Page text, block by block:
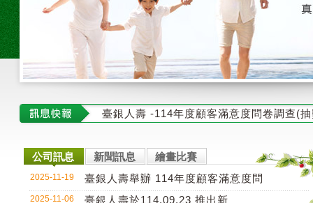
臺銀人壽於113.07.15 推出新商品金永
https://www.twfhclife.com.tw/
臺銀人壽 -114年度顧客滿意度問卷調查(
臺銀人壽 攜手喜
臺銀人壽 自114年3月31日起開始銷售「
臺銀人壽 自114年3月31日起開始銷售「
公司訊息 新聞訊息 繪畫比賽
2025-11-19 臺銀人壽舉辦 114年度顧客滿意度問
2025-11-06 臺銀人壽於114.09.23 推出新